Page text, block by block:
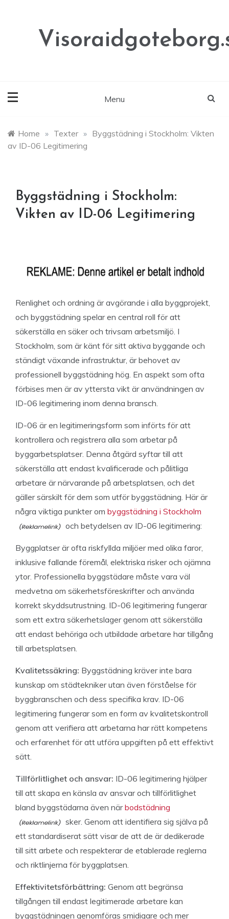
Menu
Home » Texter » Byggstädning i Stockholm: Vikten
av ID-06 Legitimering
Byggstädning i Stockholm:
Vikten av ID-06 Legitimering
Renlighet och ordning är avgörande i alla byggprojekt,
och byggstädning spelar en central roll för att
säkerställa en säker och trivsam arbetsmiljö. I
Stockholm, som är känt för sitt aktiva byggande och
ständigt växande infrastruktur, är behovet av
professionell byggstädning hög. En aspekt som ofta
förbises men är av yttersta vikt är användningen av
ID-06 legitimering inom denna bransch.
ID-06 är en legitimeringsform som införts för att
kontrollera och registrera alla som arbetar på
byggarbetsplatser. Denna åtgärd syftar till att
säkerställa att endast kvalificerade och pålitliga
arbetare är närvarande på arbetsplatsen, och det
gäller särskilt för dem som utför byggstädning. Här är
några viktiga punkter om byggstädning i Stockholm
och betydelsen av ID-06 legitimering:
Byggplatser är ofta riskfyllda miljöer med olika faror,
inklusive fallande föremål, elektriska risker och ojämna
ytor. Professionella byggstädare måste vara väl
medvetna om säkerhetsföreskrifter och använda
korrekt skyddsutrustning. ID-06 legitimering fungerar
som ett extra säkerhetslager genom att säkerställa
att endast behöriga och utbildade arbetare har tillgång
till arbetsplatsen.
Kvalitetssäkring: Byggstädning kräver inte bara
kunskap om städtekniker utan även förståelse för
byggbranschen och dess specifika krav. ID-06
legitimering fungerar som en form av kvalitetskontroll
genom att verifiera att arbetarna har rätt kompetens
och erfarenhet för att utföra uppgiften på ett effektivt
sätt.
Tillförlitlighet och ansvar: ID-06 legitimering hjälper
till att skapa en känsla av ansvar och tillförlitlighet
bland byggstädarna även närbodstädning
sker. Genom att identifiera sig själva på
ett standardiserat sätt visar de att de är dedikerade
till sitt arbete och respekterar de etablerade reglerna
och riktlinjerna för byggplatsen.
Effektivitetsförbättring: Genom att begränsa
tillgången till endast legitimerade arbetare kan
byggstädningen genomföras smidigare och mer